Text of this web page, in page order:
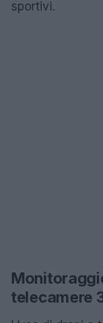
sportivi.
telecamere